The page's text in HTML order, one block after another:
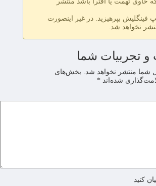
فینگلیش بپرهیزید. در غیر اینصورت
نخواهد شد.
و تجربیات شما
شما منتشر نخواهد شد. بخش‌های
شده‌اند *
کنید